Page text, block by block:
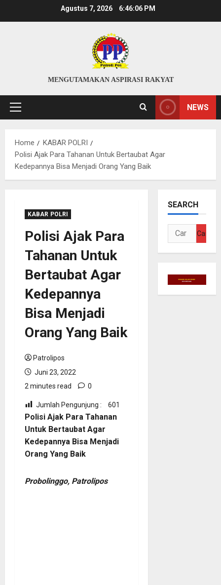
Agustus 7, 2026 6:46:07 PM
MENGUTAMAKAN ASPIRASI RAKYAT
Primary
NEWS
Home
KABAR POLRI
Polisi Ajak Para Tahanan Untuk Bertaubat Agar
Kedepannya Bisa Menjadi Orang Yang Baik
KABAR POLRI
Polisi Ajak Para
Tahanan Untuk
Bertaubat Agar
Kedepannya
Bisa Menjadi
Orang Yang Baik
Patrolipos
Juni 23, 2022
2 minutes read
0
Jumlah Pengunjung : 601
Polisi Ajak Para Tahanan
Untuk Bertaubat Agar
Kedepannya Bisa Menjadi
Orang Yang Baik
Probolinggo, Patrolipos
SEARCH
Cari
untuk: